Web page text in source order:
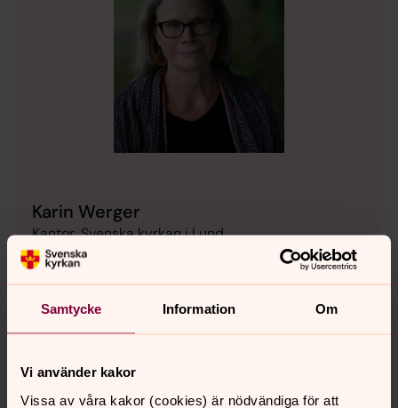
Samtycke Information Om
Vi använder kakor
Vissa av våra kakor (cookies) är nödvändiga för att
Karin Werger
Kantor, Svenska kyrkan i Lund
Direkt:046718868
E-post:karin.werger@svenskakyrkan.se
Mer om Karin Werger